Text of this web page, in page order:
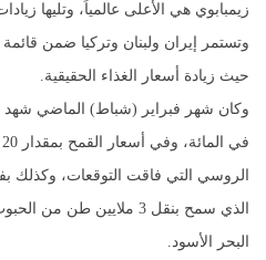
زيمبابوي هي الأعلى عالمياً، وتليها
وتستمر إيران ولبنان وتركيا ضمن
حيث زيادة أسعار الغذاء الحقيقية.
الروسي التي فاقت التوقعات، وكذلك
الذي سمح بنقل 3 ملايين
البحر الأسود.